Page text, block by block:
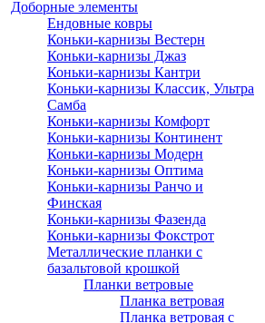
Доборные элементы
Ендовные ковры
Коньки-карнизы Вестерн
Коньки-карнизы Джаз
Коньки-карнизы Кантри
Коньки-карнизы Классик, Ультра
Самба
Коньки-карнизы Комфорт
Коньки-карнизы Континент
Коньки-карнизы Модерн
Коньки-карнизы Оптима
Коньки-карнизы Ранчо и
Финская
Коньки-карнизы Фазенда
Коньки-карнизы Фокстрот
Металлические планки с
базальтовой крошкой
Планки ветровые
Планка ветровая
Планка ветровая с